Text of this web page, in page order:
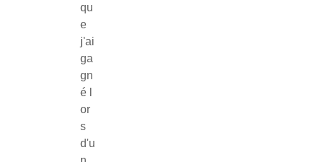
qu
e
j'ai
ga
gn
é l
or
s
d'u